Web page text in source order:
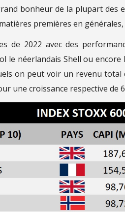
bonheur de la plupart des
premières en
de 2022 avec des
le néerlandais Shell ou
on peut voir un revenu
une croissance respective de